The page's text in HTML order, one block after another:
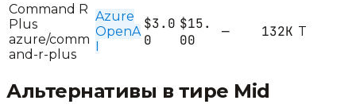
Command R
Plus
azure/comm
and-r-plus
Azure
OpenA $3.0
0
$15.
00
— 132K T
Альтернативы в тире Mid